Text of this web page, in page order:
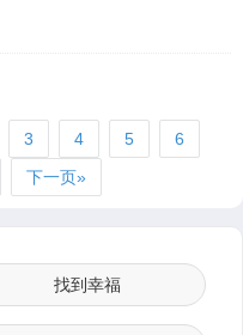
3 4 5
6
下一页»
找到幸福